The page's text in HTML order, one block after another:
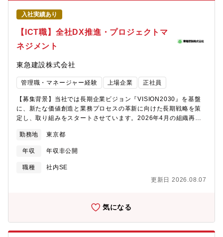
入社実績あり
【ICT職】全社DX推進・プロジェクトマ
ネジメント
東急建設株式会社
管理職・マネージャー経験 上場企業 正社員
【募集背景】当社では長期企業ビジョン『VISION2030』を基盤
に、新たな価値創造と業務プロセスの革新に向けた長期戦略を策
定し、取り組みをスタートさせています。2026年4月の組織再編
部が新たに発足しました。「ビジネスに直結するDX」への転換を
加速するため、全社横断のデジタル・IT施策の企画・推進をリー
ドし、プロジェクトマネジメント業務を担っていただける方を募
集します。【仕事内容】デジタル推進室 デジタル戦略部（戦略・
す。・全社デジタル・IT戦略の策定・推進および関連プロジェク
策の企画・優先度付け・デジタルサービス創出に向けた各部門と
の連携・企画推進・デジタル推進に関わる社内委員会・分科会等
の企画/運営及び社内外ステークホルダーとの調整【仕事の魅力】
経営陣やビジネス部門と距離の近い立場で、全社のデジタル・IT
勤務地 東京都
年収 年収非公開
職種
社内SE
更新日 2026.08.07
気になる